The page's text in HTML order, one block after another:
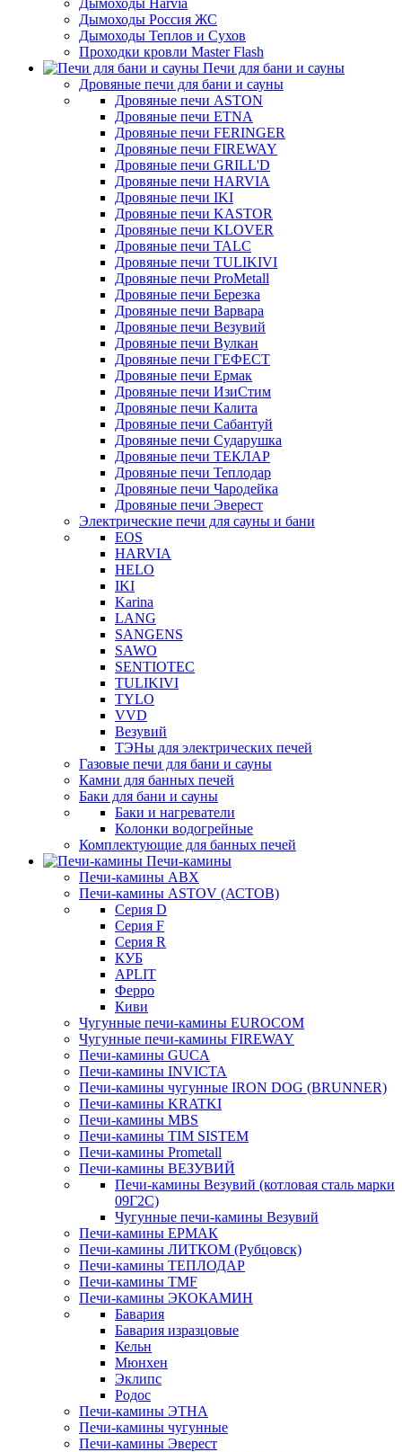
Дымоходы Harvia
Дымоходы Россия ЖС
Дымоходы Теплов и Сухов
Проходки кровли Master Flash
Печи для бани и сауны
Дровяные печи для бани и сауны
Дровяные печи ASTON
Дровяные печи ETNA
Дровяные печи FERINGER
Дровяные печи FIREWAY
Дровяные печи GRILL'D
Дровяные печи HARVIA
Дровяные печи IKI
Дровяные печи KASTOR
Дровяные печи KLOVER
Дровяные печи TALC
Дровяные печи TULIKIVI
Дровяные печи ProMetall
Дровяные печи Березка
Дровяные печи Варвара
Дровяные печи Везувий
Дровяные печи Вулкан
Дровяные печи ГЕФЕСТ
Дровяные печи Ермак
Дровяные печи ИзиСтим
Дровяные печи Калита
Дровяные печи Сабантуй
Дровяные печи Сударушка
Дровяные печи ТЕКЛАР
Дровяные печи Теплодар
Дровяные печи Чародейка
Дровяные печи Эверест
Электрические печи для сауны и бани
EOS
HARVIA
HELO
IKI
Karina
LANG
SANGENS
SAWO
SENTIOTEC
TULIKIVI
TYLO
VVD
Везувий
ТЭНы для электрических печей
Газовые печи для бани и сауны
Камни для банных печей
Баки для бани и сауны
Баки и нагреватели
Колонки водогрейные
Комплектующие для банных печей
Печи-камины
Печи-камины ABX
Печи-камины ASTOV (АСТОВ)
Серия D
Серия F
Серия R
КУБ
APLIT
Ферро
Киви
Чугунные печи-камины EUROCOM
Чугунные печи-камины FIREWAY
Печи-камины GUCA
Печи-камины INVICTA
Печи-камины чугунные IRON DOG (BRUNNER)
Печи-камины KRATKI
Печи-камины MBS
Печи-камины TIM SISTEM
Печи-камины Prometall
Печи-камины ВЕЗУВИЙ
Печи-камины Везувий (котловая сталь марки
09Г2С)
Чугунные печи-камины Везувий
Печи-камины ЕРМАК
Печи-камины ЛИТКОМ (Рубцовск)
Печи-камины ТЕПЛОДАР
Печи-камины TMF
Печи-камины ЭКОКАМИН
Бавария
Бавария изразцовые
Кельн
Мюнхен
Эклипс
Родос
Печи-камины ЭТНА
Печи-камины чугунные
Печи-камины Эверест